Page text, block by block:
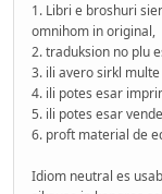
1. Libri e broshuri
omnihom in original,
2. traduksion no plu
3. ili avero sirkl
4. ili potes esar
5. ili potes esar
6. proft material de
Idiom neutral es